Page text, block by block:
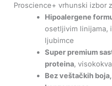
Proscience+ vrhunski izbor
Hipoalergene
osetljivim linijama,
ljubimce
Super premium
proteina,
Bez veštačkih